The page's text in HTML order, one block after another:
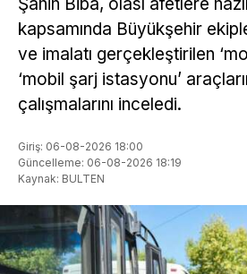
kapsamında Büyükşehir
ve imalatı gerçekleştirilen
‘mobil şarj istasyonu’
çalışmalarını inceledi.
Giriş: 06-08-2026 18:00
Güncelleme: 06-08-2026 18:19
Kaynak: BULTEN